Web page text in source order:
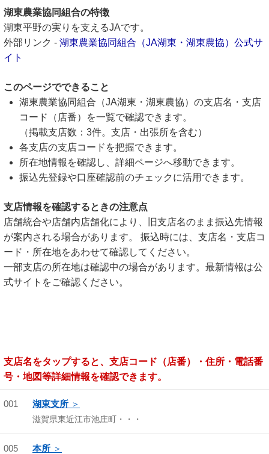
湖東農業協同組合の特徴
湖東平野の実りを支えるJAです。
外部リンク - 湖東農業協同組合（JA湖東・湖東農協）公式サ
イト
このページでできること
湖東農業協同組合（JA湖東・湖東農協）の支店名・支店
コード（店番）を一覧で確認できます。
（掲載支店数：3件。支店・出張所を含む）
各支店の支店コードを把握できます。
所在地情報を確認し、詳細ページへ移動できます。
振込先登録や口座確認前のチェックに活用できます。
支店情報を確認するときの注意点
店舗統合や店舗内店舗化により、旧支店名のまま振込先情報
が案内される場合があります。 振込時には、支店名・支店コ
ード・所在地をあわせて確認してください。
一部支店の所在地は確認中の場合があります。最新情報は公
式サイトをご確認ください。
支店名をタップすると、支店コード（店番）・住所・電話番
号・地図等詳細情報を確認できます。
001 湖東支所
滋賀県東近江市池庄町・・・
005 本所